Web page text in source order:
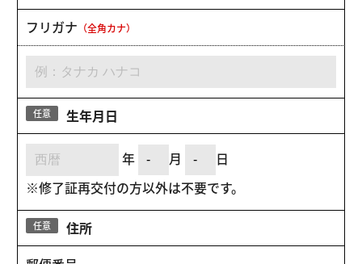
フリガナ （全角カナ）
任意 生年月日
年 月
日
※修了証再交付の方以外は不要です。
任意
住所